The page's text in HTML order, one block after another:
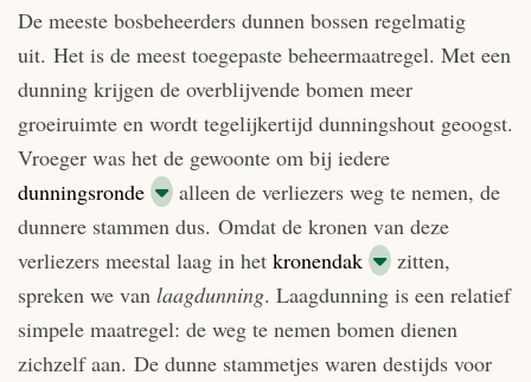
De meeste bosbeheerders dunnen bossen regelmatig
uit. Het is de meest toegepaste beheermaatregel. Met een
dunning krijgen de overblijvende bomen meer
groeiruimte en wordt tegelijkertijd dunningshout geoogst.
Vroeger was het de gewoonte om bij iedere
dunningsronde
alleen de verliezers weg te nemen, de
dunnere stammen dus. Omdat de kronen van deze
verliezers meestal laag in het kronendak
zitten,
spreken we van laagdunning. Laagdunning is een relatief
simpele maatregel: de weg te nemen bomen dienen
zichzelf aan. De dunne stammetjes waren destijds voor